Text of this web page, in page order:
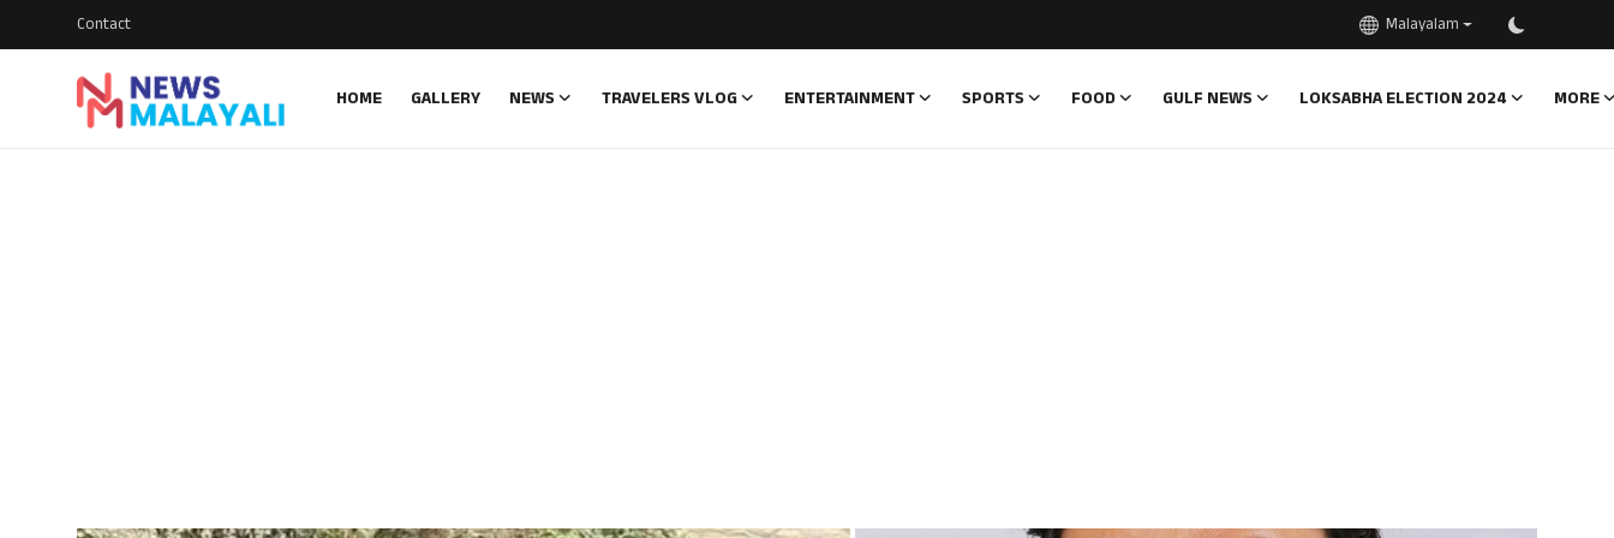
Contact Malayalam
HOME GALLERY NEWS TRAVELERS VLOG ENTERTAINMENT SPORTS FOOD GULF NEWS LOKSABHA ELECTION 2024 MORE